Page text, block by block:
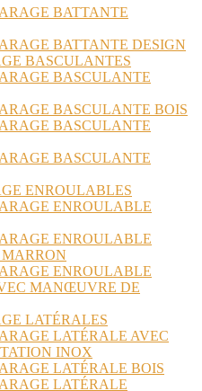
BATTANTE
BATTANTE DESIGN
BASCULANTES
BASCULANTE
BASCULANTE BOIS
BASCULANTE
BASCULANTE
ENROULABLES
ENROULABLE
ENROULABLE
ENROULABLE
MANŒUVRE DE
LATÉRALES
LATÉRALE AVEC
INOX
LATÉRALE BOIS
LATÉRALE